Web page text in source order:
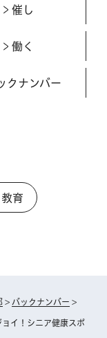
催し
働く
クナンバー
育
> バックナンバー >
イ！シニア健康スポ